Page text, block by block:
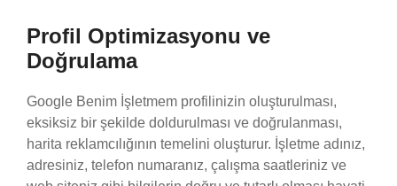
Profil Optimizasyonu ve
Doğrulama
Google Benim İşletmem profilinizin oluşturulması,
eksiksiz bir şekilde doldurulması ve doğrulanması,
harita reklamcılığının temelini oluşturur. İşletme adınız,
adresiniz, telefon numaranız, çalışma saatleriniz ve